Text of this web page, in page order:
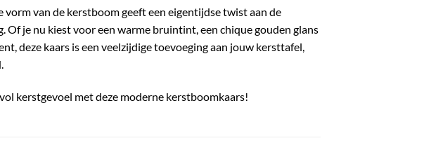
vorm van de kerstboom geeft een eigentijdse twist aan de
je nu kiest voor een warme bruintint, een chique gouden glans
deze kaars is een veelzijdige toevoeging aan jouw kersttafel,
kerstgevoel met deze moderne kerstboomkaars!